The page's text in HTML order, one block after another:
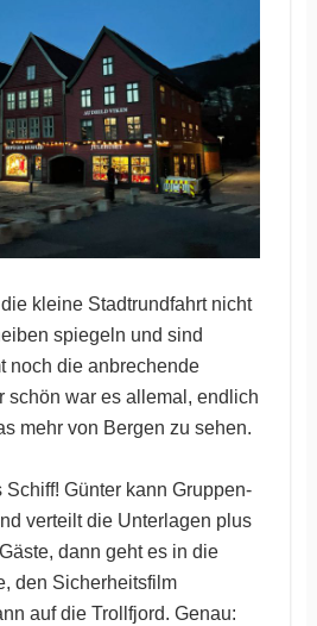
kleine Stadtrundfahrt nicht
spiegeln und sind
noch die anbrechende
schön war es allemal, endlich
mehr von Bergen zu sehen.
Schiff! Günter kann Gruppen-
verteilt die Unterlagen plus
dann geht es in die
den Sicherheitsfilm
auf die Trollfjord. Genau: